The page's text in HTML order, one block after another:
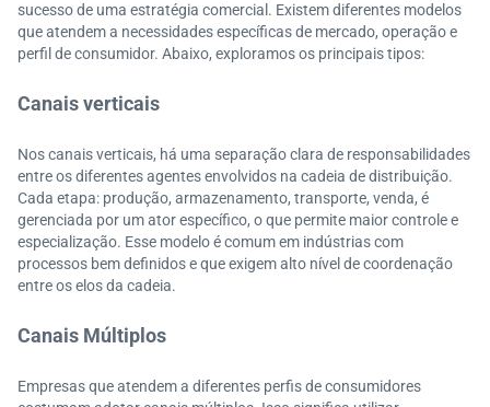
sucesso de uma estratégia comercial. Existem diferentes modelos
que atendem a necessidades específicas de mercado, operação e
perfil de consumidor. Abaixo, exploramos os principais tipos:
Canais verticais
Nos canais verticais, há uma separação clara de responsabilidades
entre os diferentes agentes envolvidos na cadeia de distribuição.
Cada etapa: produção, armazenamento, transporte, venda, é
gerenciada por um ator específico, o que permite maior controle e
especialização. Esse modelo é comum em indústrias com
processos bem definidos e que exigem alto nível de coordenação
entre os elos da cadeia.
Canais Múltiplos
Empresas que atendem a diferentes perfis de consumidores